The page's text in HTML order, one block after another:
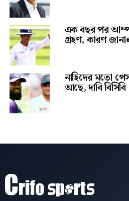
এক বছর পর
গ্রহণ, কারণ
নাহিদের মতো
আছে, দাবি